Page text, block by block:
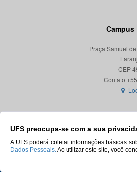
UFS preocupa-se com a sua
A UFS poderá coletar informações básicas
Dados Pessoais.Ao utilizar este site, você
Campus
Praça Samuel
CEP